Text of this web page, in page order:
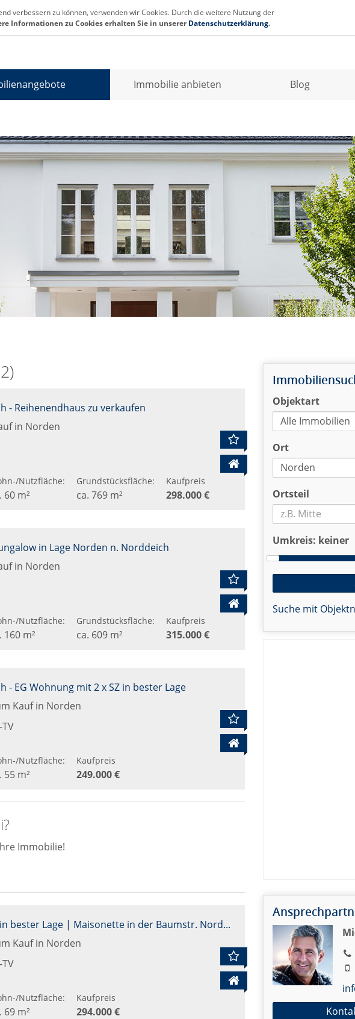
info@ostfriesland-
Immobilie anbieten Blog
- Reihenendhaus zu verkaufen
in Norden
Nutzfläche:
60 m²
Grundstücksfläche:
ca. 769 m²
Kaufpreis
298.000 €
in Lage Norden n. Norddeich
in Norden
Nutzfläche:
160 m²
Grundstücksfläche:
ca. 609 m²
Kaufpreis
315.000 €
- EG Wohnung mit 2 x SZ in bester Lage
Kauf in Norden
Nutzfläche:
55 m²
Kaufpreis
249.000 €
Immobilie!
Wohnen in bester Lage | Maisonette in der Baumstr. Norden
Kauf in Norden
Nutzfläche:
69 m²
Kaufpreis
294.000 €
Objektart
Ort
Ortsteil
Umkreis: keiner
Suche mit
verbessern zu können, verwenden wir Cookies. Durch die weitere Nutzung der
Informationen zu Cookies erhalten Sie in unsererDatenschutzerklärung.